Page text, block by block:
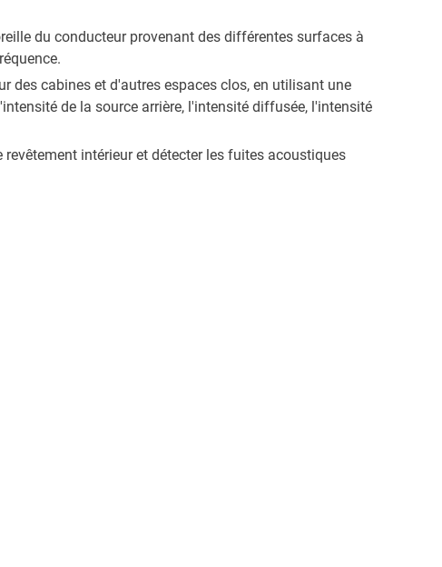
du conducteur provenant des différentes surfaces à
des cabines et d'autres espaces clos, en utilisant une
de la source arrière, l'intensité diffusée, l'intensité
intérieur et détecter les fuites acoustiques